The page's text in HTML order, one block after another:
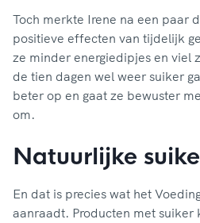
Toch merkte Irene na een paar
positieve effecten van tijdelijk
ze minder energiedipjes en viel
de tien dagen wel weer suiker
beter op en gaat ze bewuster
om.
Natuurlijke
En dat is precies wat het
aanraadt. Producten met